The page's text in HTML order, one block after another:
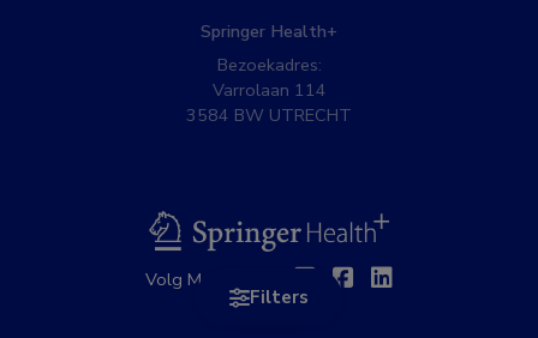
Filters
Springer Health+
Bezoekadres:
Varrolaan 114
3584 BW UTRECHT
BSL
Volg MedNet op: TwitterFacebook
Linkedin